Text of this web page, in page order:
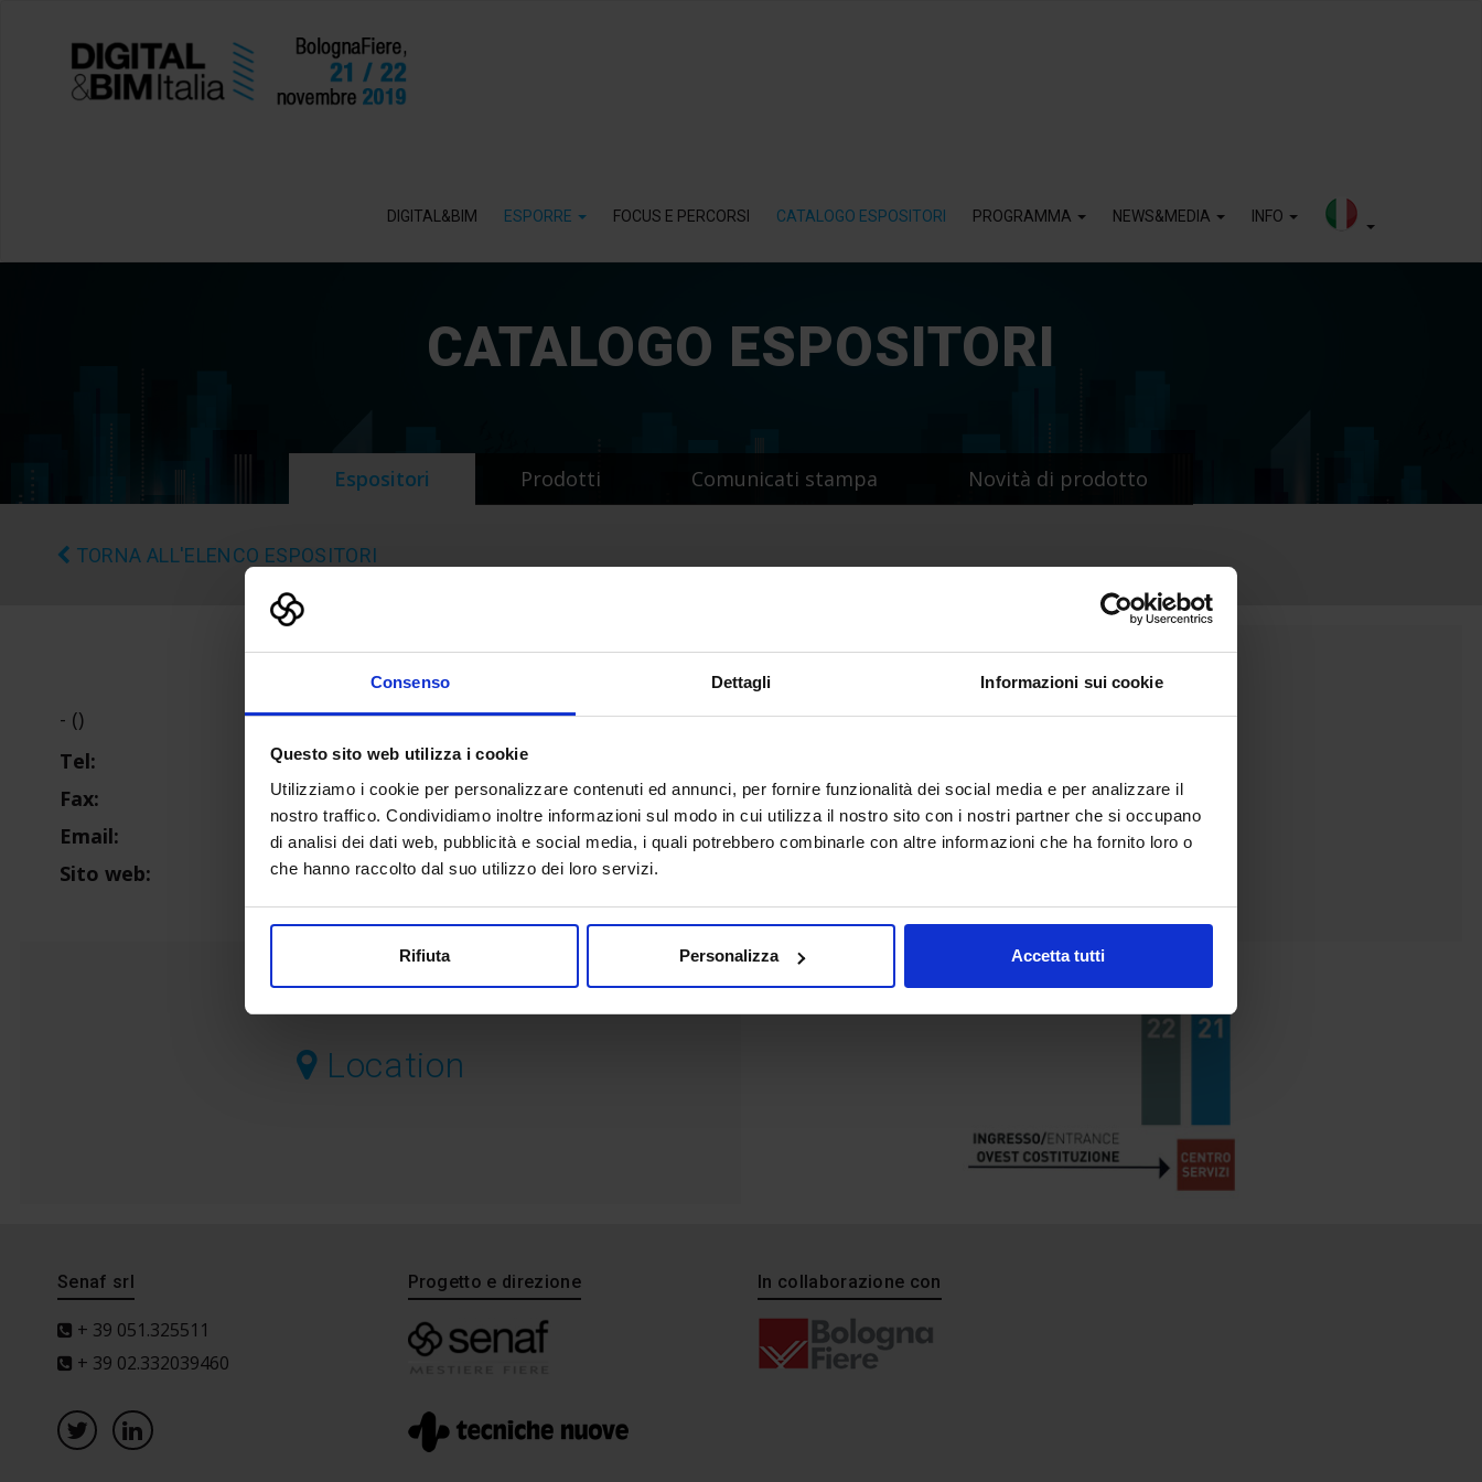
Consenso Dettagli Informazioni sui cookie
Questo sito web utilizza i cookie
Utilizziamo i cookie per personalizzare contenuti ed annunci, per fornire funzionalità dei social media e per analizzare il
nostro traffico. Condividiamo inoltre informazioni sul modo in cui utilizza il nostro sito con i nostri partner che si occupano
di analisi dei dati web, pubblicità e social media, i quali potrebbero combinarle con altre informazioni che ha fornito loro o
che hanno raccolto dal suo utilizzo dei loro servizi.
Rifiuta Personalizza Accetta tutti
DIGITAL&BIM ESPORRE FOCUS E PERCORSI CATALOGO ESPOSITORI PROGRAMMA NEWS&MEDIA INFO
CATALOGO ESPOSITORI
Espositori Prodotti Comunicati stampa Novità di prodotto
TORNA ALL'ELENCO ESPOSITORI
- ()
Tel:
Fax:
Email:
Sito web:
Location
Senaf srl
+ 39 051.325511
+ 39 02.332039460
Progetto e direzione In collaborazione con